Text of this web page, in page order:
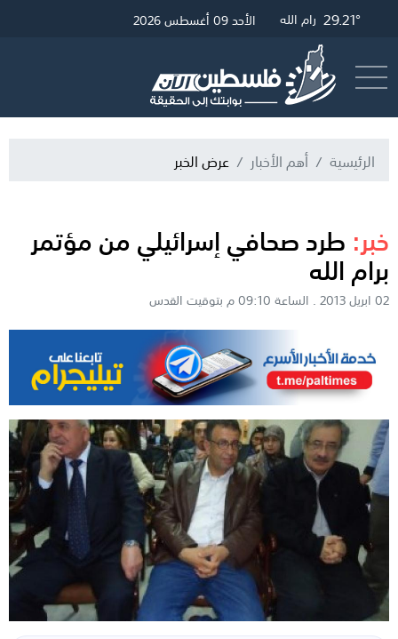
31.3° غزة 29.45° القدس 29.21° رام الله الأحد 09 أغسطس 2026
الرئيسية أهم الأخبار عرض الخبر
خبر: طرد صحافي إسرائيلي من مؤتمر
برام الله
02 ابريل 2013 . الساعة 09:10 م بتوقيت القدس